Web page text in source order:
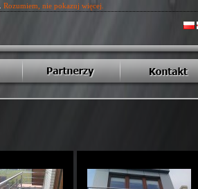
Rozumiem, nie pokazuj więcej.